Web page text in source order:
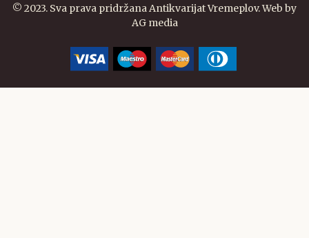
© 2023. Sva prava pridržana Antikvarijat Vremeplov. Web by
AG media